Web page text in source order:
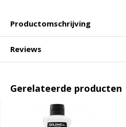
Productomschrijving
Reviews
Gerelateerde producten